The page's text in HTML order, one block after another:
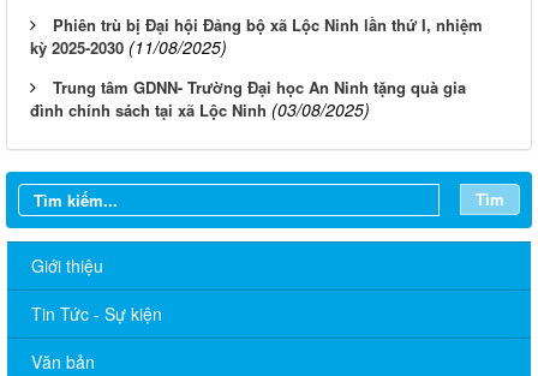
Phiên trù bị Đại hội Đảng bộ xã Lộc Ninh lần thứ I, nhiệm
kỳ 2025-2030 (11/08/2025)
Trung tâm GDNN- Trường Đại học An Ninh tặng quà gia
đình chính sách tại xã Lộc Ninh (03/08/2025)
Tìm
Giới thiệu
Tin Tức - Sự kiện
Văn bản